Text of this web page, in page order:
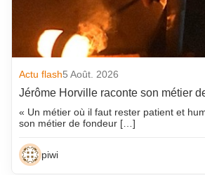
Actu flash5 Août. 2026
Jérôme Horville raconte son métier
« Un métier où il faut rester patient et
son métier de fondeur […]
piwi